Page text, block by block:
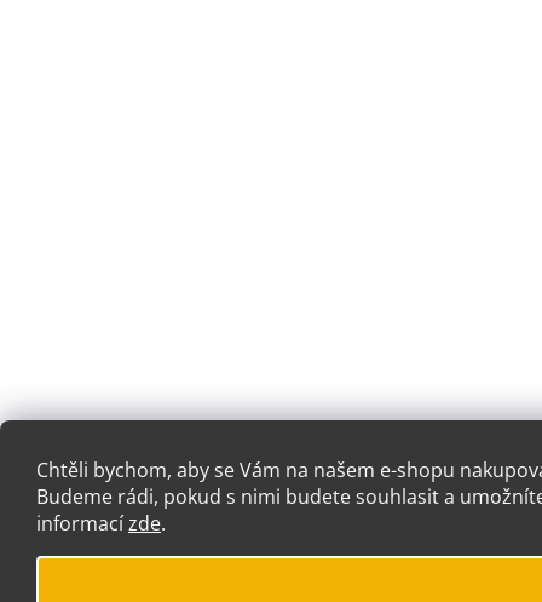
Chtěli bychom, aby se Vám na našem e-shopu
Budeme rádi, pokud s nimi budete souhlasit a
informacízde.